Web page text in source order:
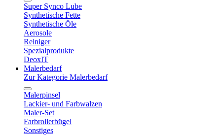
Super Synco Lube
Synthetische Fette
Synthetische Öle
Aerosole
Reiniger
Spezialprodukte
DeoxIT
Malerbedarf
Zur Kategorie Malerbedarf
Malerpinsel
Lackier- und Farbwalzen
Maler-Set
Farbrollerbügel
Sonstiges